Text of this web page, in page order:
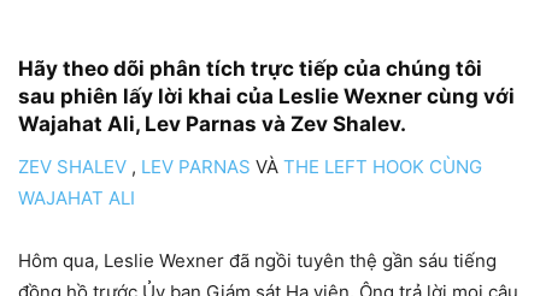
Hãy theo dõi phân tích trực tiếp của chúng tôi
sau phiên lấy lời khai của Leslie Wexner cùng với
Wajahat Ali, Lev Parnas và Zev Shalev.
ZEV SHALEV , LEV PARNAS VÀ THE LEFT HOOK CÙNG
WAJAHAT ALI
Hôm qua, Leslie Wexner đã ngồi tuyên thệ gần sáu tiếng
đồng hồ trước Ủy ban Giám sát Hạ viện. Ông trả lời mọi câu